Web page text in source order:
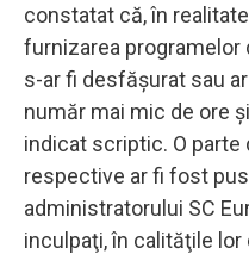
constatat că, în
furnizarea
s-ar fi desfăşurat sau
număr mai mic de ore
indicat scriptic. O
respective ar fi fost
administratorului SC
inculpaţi, în calităţile